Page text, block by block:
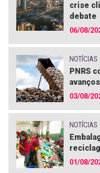
crise
debate
06/08/
NOTÍCIAS
PNRS
03/08/
NOTÍCIAS
01/08/